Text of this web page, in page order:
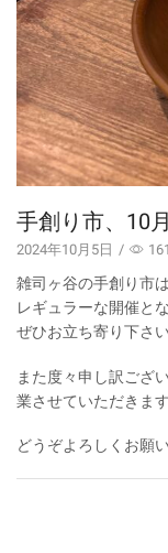
手創り市、10
2024年10月5日 /
雑司ヶ谷の手創り市
レギュラーな開催と
ぜひお立ち寄り下さい
また度々申し訳ござ
業させていただきま
どうぞよろしくお願